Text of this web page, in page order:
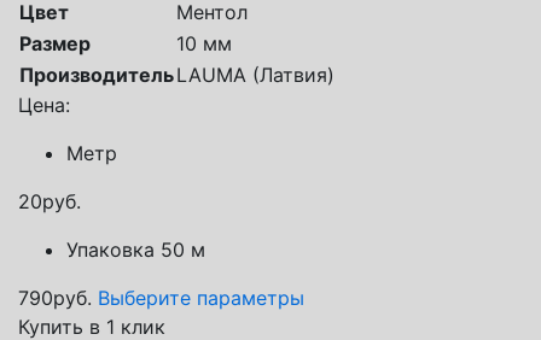
Цвет
Ментол
Размер
10 мм
ПроизводительLAUMA (Латвия)
Цена:
Метр
20руб.
Упаковка 50 м
790руб. Выберите параметры
Купить в 1 клик